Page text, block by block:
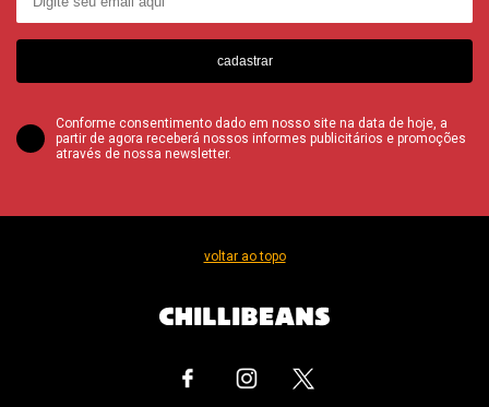
cadastrar
Conforme consentimento dado em nosso site na data de hoje, a
partir de agora receberá nossos informes publicitários e promoções
através de nossa newsletter.
voltar ao topo